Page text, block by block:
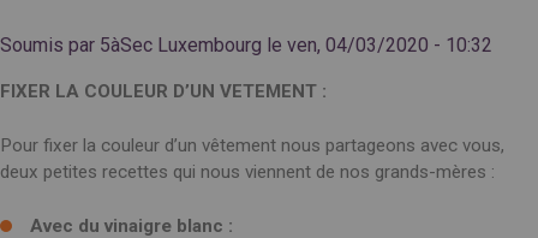
CHILE
English
Français
Español
CZECH REPUBLIC
DUBAI
English
Română
RUSSIA
Русский
English
Soumis par 5àSec Luxembourg le ven, 04/03/2020 - 10:32
FIXER LA COULEUR D’UN VETEMENT :
Pour fixer la couleur d’un vêtement nous partageons avec vous,
deux petites recettes qui nous viennent de nos grands-mères :
Avec du vinaigre blanc :